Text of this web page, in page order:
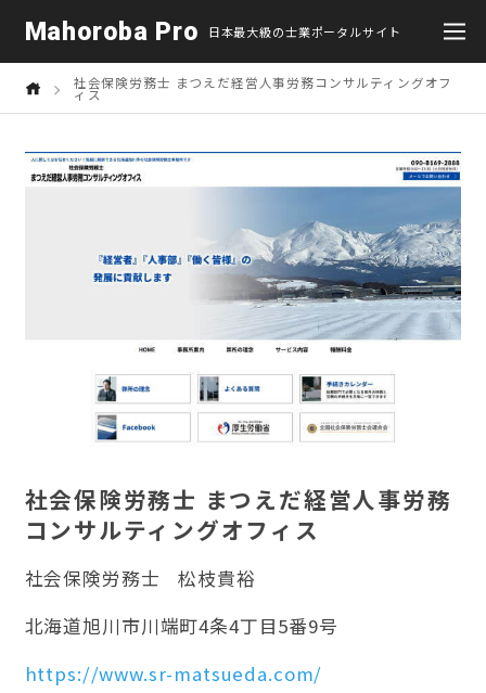
Mahoroba Pro 日本最大級の士業ポータルサイト
社会保険労務士 まつえだ経営人事労務コンサルティングオフ
ィス
社会保険労務士 まつえだ経営人事労務
コンサルティングオフィス
社会保険労務士
松枝貴裕
北海道旭川市川端町4条4丁目5番9号
https://www.sr-matsueda.com/